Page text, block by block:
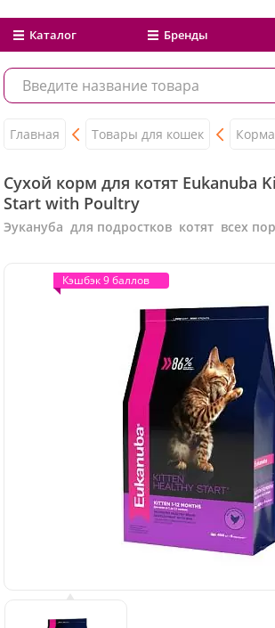
Каталог Бренды
Главная Товары для кошек
Сухой корм для котят Eukanuba
Start with Poultry
Эукануба для подростков котят всех
Кэшбэк 9 баллов